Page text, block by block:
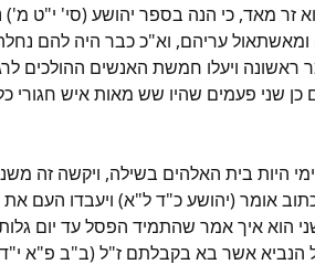
מאד, כי הנה בספר יהושע (סי' י"ט מ')
עריהם, וא"כ כבר היה להם
ויעלו חמשת האנשים ההולכים
כן שני פעמים שהיו שש מאות איש
היות בית האלהים בשילה, ויקשה זה
אומר (יהושע כ"ד ל"א) ויעבדו העם
הוא איך אמר שהתמיד הפסל עד יום
הנביא אשר בא בקבלתם ז"ל (ב"ב פ"א